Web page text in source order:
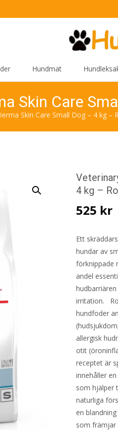
Hundmat
Skin Care
Skin Care Small Dog – 4 kg –
4 kg –
525 kr
Ett
hundar av
förknippade
andel
irritation.
hundfoder
allergisk
otit
receptet är
innehåller
som hjälper
naturliga
en
som främjar